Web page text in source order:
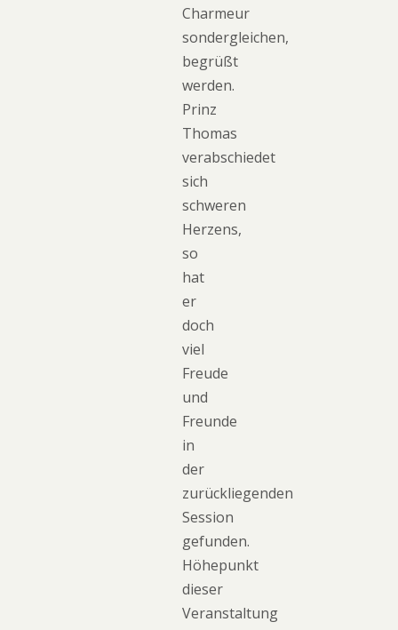
Charmeur
sondergleichen,
begrüßt
werden.
Prinz
Thomas
verabschiedet
sich
schweren
Herzens,
so
hat
er
doch
viel
Freude
und
Freunde
in
der
zurückliegenden
Session
gefunden.
Höhepunkt
dieser
Veranstaltung